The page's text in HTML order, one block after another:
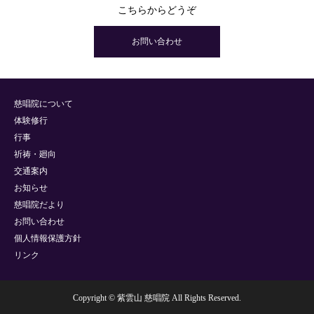
こちらからどうぞ
お問い合わせ
慈唱院について
体験修行
行事
祈祷・廻向
交通案内
お知らせ
慈唱院だより
お問い合わせ
個人情報保護方針
リンク
Copyright © 紫雲山 慈唱院 All Rights Reserved.